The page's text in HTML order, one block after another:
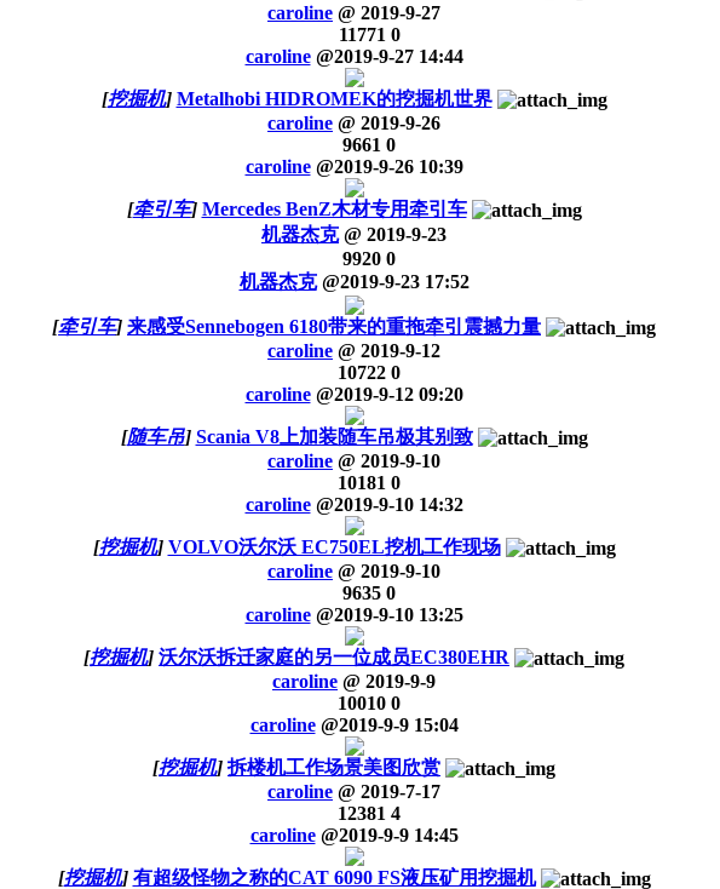
caroline @ 2019-9-27
11771 0
caroline @2019-9-27 14:44
[挖掘机] Metalhobi HIDROMEK的挖掘机世界
caroline @ 2019-9-26
9661 0
caroline @2019-9-26 10:39
[牵引车] Mercedes BenZ木材专用牵引车
机器杰克 @ 2019-9-23
9920 0
机器杰克 @2019-9-23 17:52
[牵引车] 来感受Sennebogen 6180带来的重拖牵引震撼力量
caroline @ 2019-9-12
10722 0
caroline @2019-9-12 09:20
[随车吊] Scania V8上加装随车吊极其别致
caroline @ 2019-9-10
10181 0
caroline @2019-9-10 14:32
[挖掘机] VOLVO沃尔沃 EC750EL挖机工作现场
caroline @ 2019-9-10
9635 0
caroline @2019-9-10 13:25
[挖掘机] 沃尔沃拆迁家庭的另一位成员EC380EHR
caroline @ 2019-9-9
10010 0
caroline @2019-9-9 15:04
[挖掘机] 拆楼机工作场景美图欣赏
caroline @ 2019-7-17
12381 4
caroline @2019-9-9 14:45
[挖掘机] 有超级怪物之称的CAT 6090 FS液压矿用挖掘机